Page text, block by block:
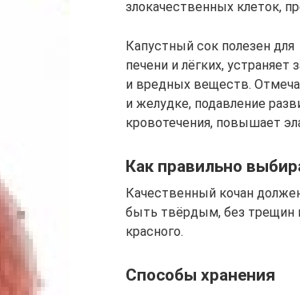
злокачественных клеток,
Капустный сок полезен для
печени и лёгких,
и вредных веществ.
и желудке, подавление
кровотечения, повышает
Как правильно
Качественный кочан
быть твёрдым, без трещин
красного.
Способы хранения